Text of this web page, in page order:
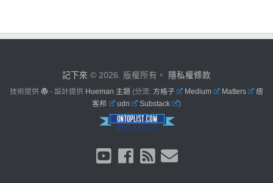
記下來 © 2026. 版權所有。 隱私權條款
技術提供 - 設計提供 Hueman 主題 (分流: 方格子 Medium Matters
痞
客邦
udn Substack )